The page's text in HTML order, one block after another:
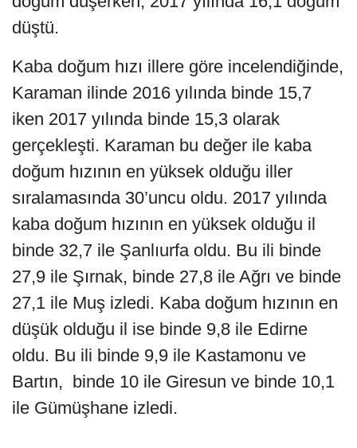
düştü.
Kaba doğum hızı illere göre incelendiğinde,
Karaman ilinde 2016 yılında binde 15,7
iken 2017 yılında binde 15,3 olarak
gerçekleşti. Karaman bu değer ile kaba
doğum hızının en yüksek olduğu iller
sıralamasında 30’uncu oldu. 2017 yılında
kaba doğum hızının en yüksek olduğu il
binde 32,7 ile Şanlıurfa oldu. Bu ili binde
27,9 ile Şırnak, binde 27,8 ile Ağrı ve binde
27,1 ile Muş izledi. Kaba doğum hızının en
düşük olduğu il ise binde 9,8 ile Edirne
oldu. Bu ili binde 9,9 ile Kastamonu ve
Bartın, binde 10 ile Giresun ve binde 10,1
ile Gümüşhane izledi.